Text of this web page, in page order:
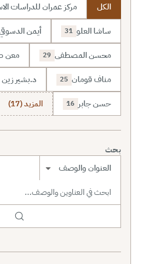
الكل مركز عمران للدراسات
ساشا العلو 31 أيمن
محسن المصطفى 29 معن
مناف قومان 25 د.بشير زين
حسن جابر 16 المزيد (17)
بحث
نطاق البحث